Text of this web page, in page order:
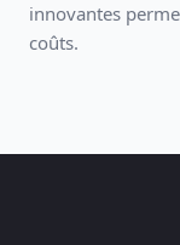
innovantes
coûts.